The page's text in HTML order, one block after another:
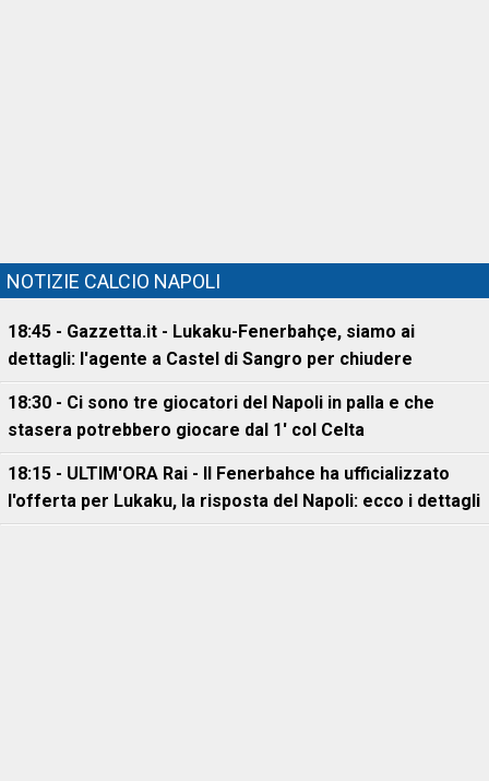
NOTIZIE CALCIO NAPOLI
18:45 - Gazzetta.it - Lukaku-Fenerbahçe, siamo ai
dettagli: l'agente a Castel di Sangro per chiudere
18:30 - Ci sono tre giocatori del Napoli in palla e che
stasera potrebbero giocare dal 1' col Celta
18:15 - ULTIM'ORA Rai - Il Fenerbahce ha ufficializzato
l'offerta per Lukaku, la risposta del Napoli: ecco i dettagli